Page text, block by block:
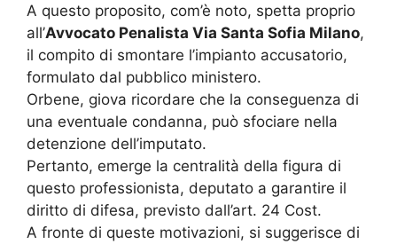
A questo proposito, com’è noto, spetta proprio
all’Avvocato Penalista Via Santa Sofia Milano,
il compito di smontare l’impianto accusatorio,
formulato dal pubblico ministero.
Orbene, giova ricordare che la conseguenza di
una eventuale condanna, può sfociare nella
detenzione dell’imputato.
Pertanto, emerge la centralità della figura di
questo professionista, deputato a garantire il
diritto di difesa, previsto dall’art. 24 Cost.
A fronte di queste motivazioni, si suggerisce di